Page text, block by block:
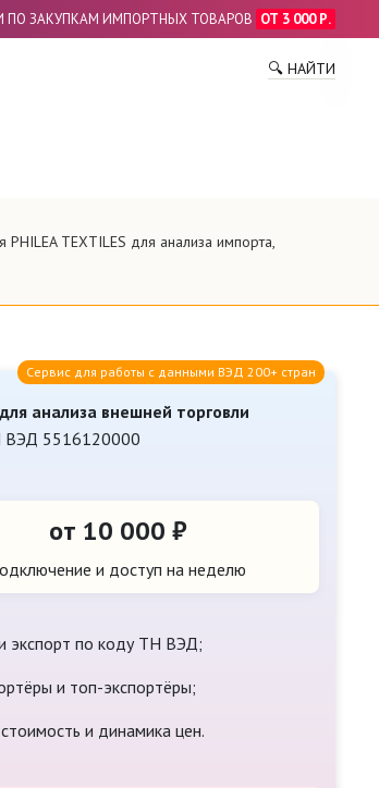
ПО ЗАКУПКАМ ИМПОРТНЫХ ТОВАРОВ ОТ 3 000 Р.
🔍 НАЙТИ
TEXTILES для анализа импорта,
анализа внешней торговли
ВЭД 5516120000
Сервис для работы с данными ВЭД 200+ стран
от 10 000 ₽
и доступ на неделю
экспорт по коду ТН ВЭД;
и топ-экспортёры;
и динамика цен.